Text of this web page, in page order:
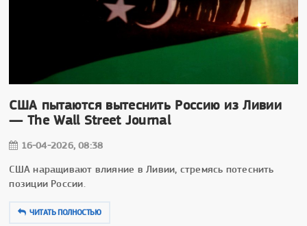
США пытаются вытеснить Россию из Ливии
— The Wall Street Journal
16-04-2026, 08:38
США наращивают влияние в Ливии, стремясь потеснить
позиции России.
ЧИТАТЬ ПОЛНОСТЬЮ